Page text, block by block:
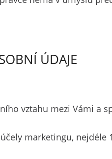
ÚDAJE
vztahu mezi Vámi a
marketingu, nejdéle